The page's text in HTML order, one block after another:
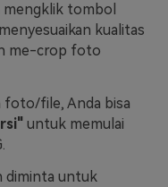
mengklik tombol
kualitas
me-crop foto
foto/file, Anda bisa
untuk memulai
diminta untuk